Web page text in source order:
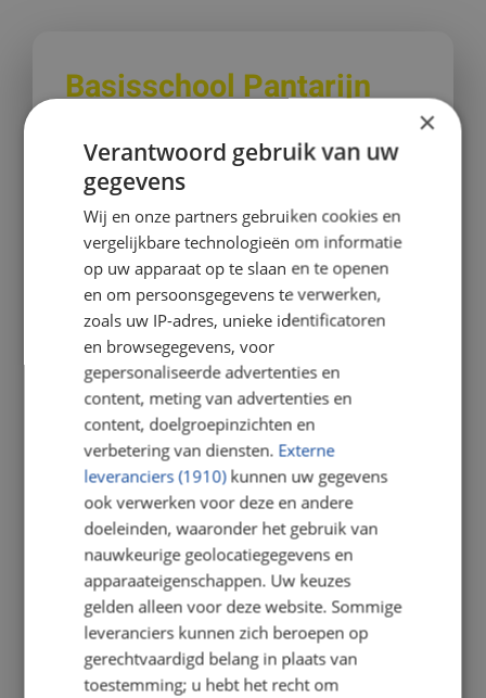
Basisschool Pantarijn
Op basisschool Pantarijn kunnen
leerlingen zich in een veilige en
gestructureerde leeromgeving
ontplooien. Hier werken wij samen en
leren wij van elkaar. Positiviteit, respect,
vriendelijkheid en rust zijn de norm. Wij zijn
verdraagzaam naar elkaar en zien de
meerwaarde van diversiteit.
Alle Pantarijn-medewerkers spreken
dezelfde taal en zijn daarmee
voorspelbaar voor de leerlingen; dit
draagt bij aan de sociale veiligheid in
school en de ontwikkeling van de
leerlingen.
Wij hebben hoge verwachtingen van alle
leerlingen en stimuleren ieders inzet. Ons
doel is om elke dag kwalitatief goed
onderwijs te bieden. Dit doen wij passend
en gevarieerd bij de verschillende niveaus
en onderwijsbehoeften van de leerlingen.
×
Verantwoord gebruik van uw
gegevens
Wij en onze partners gebruiken cookies en
vergelijkbare technologieën om informatie
op uw apparaat op te slaan en te openen
en om persoonsgegevens te verwerken,
zoals uw IP-adres, unieke identificatoren
en browsegegevens, voor
gepersonaliseerde advertenties en
content, meting van advertenties en
content, doelgroepinzichten en
verbetering van diensten. Externe
leveranciers (1910)kunnen uw gegevens
ook verwerken voor deze en andere
doeleinden, waaronder het gebruik van
nauwkeurige geolocatiegegevens en
apparaateigenschappen. Uw keuzes
gelden alleen voor deze website. Sommige
leveranciers kunnen zich beroepen op
gerechtvaardigd belang in plaats van
toestemming; u hebt het recht om